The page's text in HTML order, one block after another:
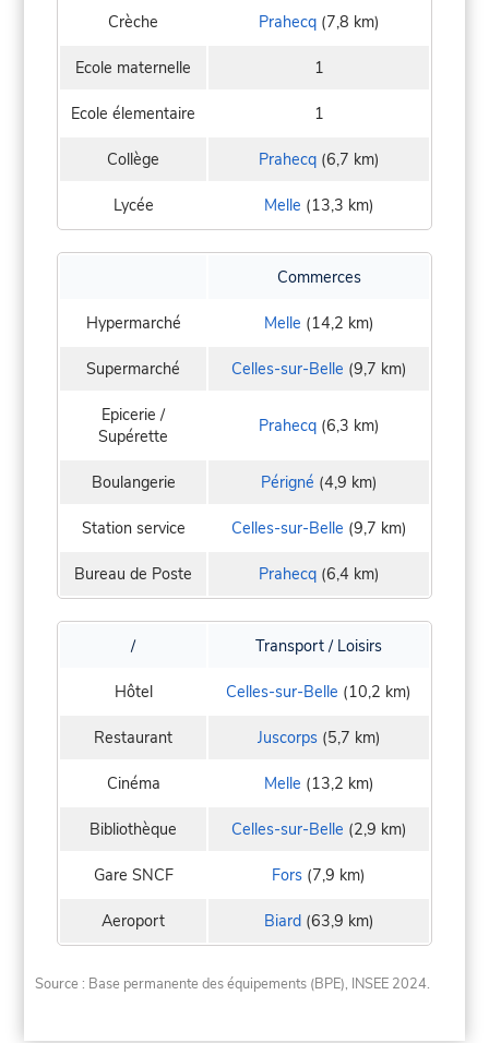
Crèche Prahecq(7,8 km)
Ecole maternelle 1
Ecole élementaire 1
Collège Prahecq(6,7 km)
Lycée Melle (13,3 km)
Commerces
Hypermarché Melle (14,2 km)
Supermarché Celles-sur-Belle (9,7 km)
Epicerie /
Supérette
Prahecq(6,3 km)
Boulangerie Périgné (4,9 km)
Station service Celles-sur-Belle (9,7 km)
Bureau de Poste Prahecq(6,4 km)
/ Transport / Loisirs
Hôtel Celles-sur-Belle (10,2 km)
Restaurant Juscorps(5,7 km)
Cinéma Melle (13,2 km)
Bibliothèque Celles-sur-Belle (2,9 km)
Gare SNCF Fors (7,9 km)
Aeroport Biard(63,9 km)
Source : Base permanente des équipements (BPE), INSEE 2024.